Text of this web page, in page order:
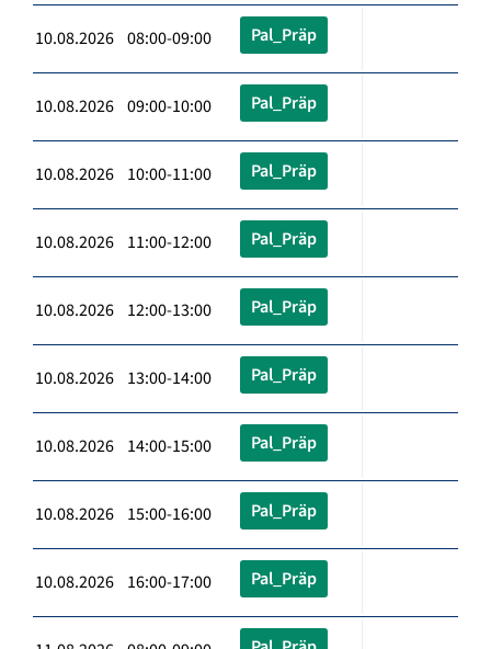
10.08.2026 08:00-09:00 Pal_Präp
10.08.2026 09:00-10:00 Pal_Präp
10.08.2026 10:00-11:00 Pal_Präp
10.08.2026 11:00-12:00 Pal_Präp
10.08.2026 12:00-13:00 Pal_Präp
10.08.2026 13:00-14:00 Pal_Präp
10.08.2026 14:00-15:00 Pal_Präp
10.08.2026 15:00-16:00 Pal_Präp
10.08.2026 16:00-17:00 Pal_Präp